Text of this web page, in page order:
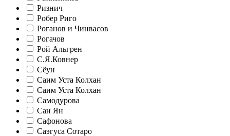
Ризнич
Робер Риго
Роганов и Чинвасов
Рогачов
Рой Альгрен
С.Я.Ковнер
Сёун
Саим Уста Колхан
Саим Уста Колхан
Самодурова
Сан Ян
Сафонова
Саэгуса Сотаро